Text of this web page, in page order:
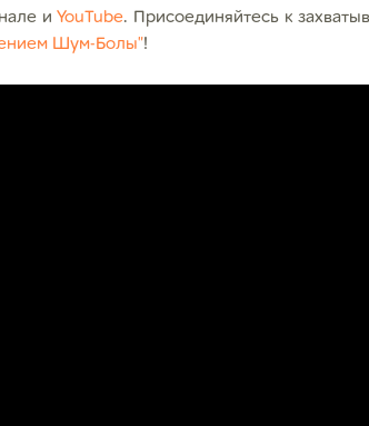
иYouTube. Присоединяйтесь к
Шум-Болы"!